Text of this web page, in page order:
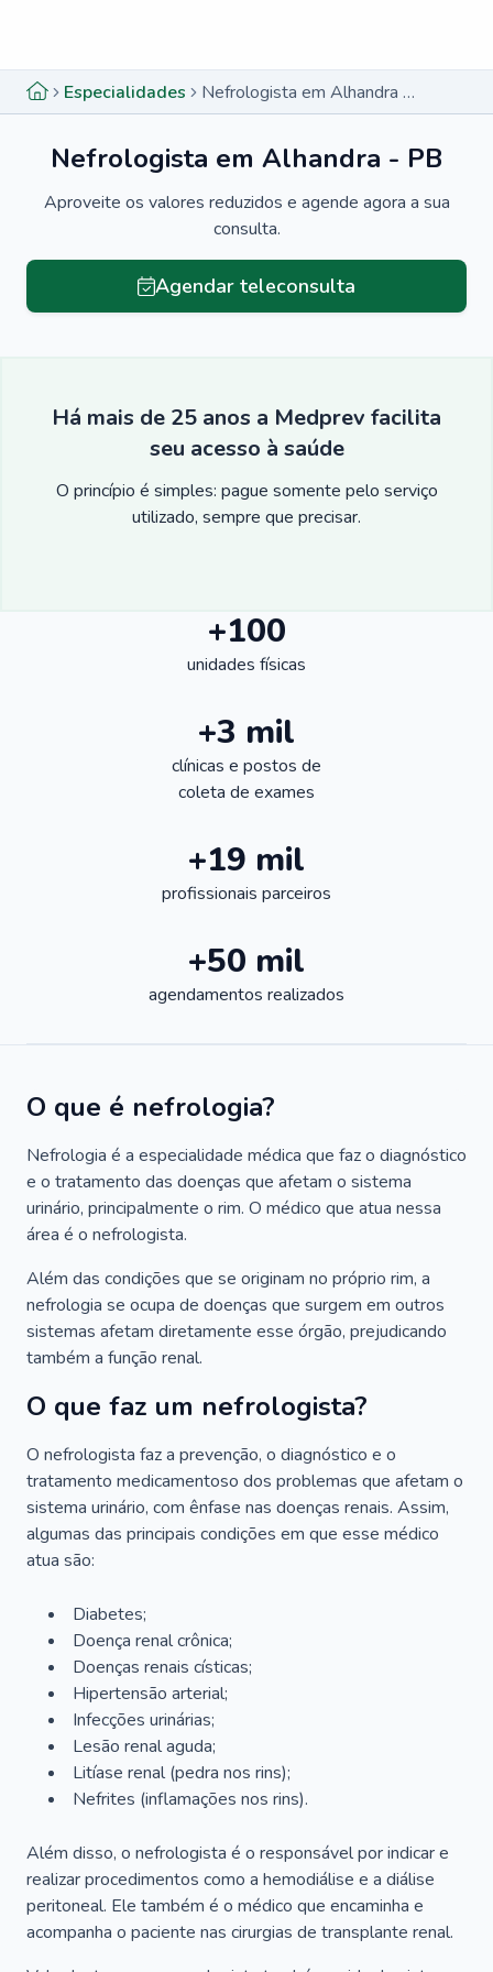
Especialidades Nefrologista em Alhandra - PB
Nefrologista em Alhandra - PB
Aproveite os valores reduzidos e agende agora a sua
consulta.
Agendar teleconsulta
Há mais de 25 anos a Medprev facilita
seu acesso à saúde
O princípio é simples: pague somente pelo serviço
utilizado, sempre que precisar.
+100
unidades físicas
+3 mil
clínicas e postos de
coleta de exames
+19 mil
profissionais parceiros
+50 mil
agendamentos realizados
O que é nefrologia?
Nefrologia é a especialidade médica que faz o diagnóstico
e o tratamento das doenças que afetam o sistema
urinário, principalmente o rim. O médico que atua nessa
área é o nefrologista.
Além das condições que se originam no próprio rim, a
nefrologia se ocupa de doenças que surgem em outros
sistemas afetam diretamente esse órgão, prejudicando
também a função renal.
O que faz um nefrologista?
O nefrologista faz a prevenção, o diagnóstico e o
tratamento medicamentoso dos problemas que afetam o
sistema urinário, com ênfase nas doenças renais. Assim,
algumas das principais condições em que esse médico
atua são:
Diabetes;
Doença renal crônica;
Doenças renais císticas;
Hipertensão arterial;
Infecções urinárias;
Lesão renal aguda;
Litíase renal (pedra nos rins);
Nefrites (inflamações nos rins).
Além disso, o nefrologista é o responsável por indicar e
realizar procedimentos como a hemodiálise e a diálise
peritoneal. Ele também é o médico que encaminha e
acompanha o paciente nas cirurgias de transplante renal.